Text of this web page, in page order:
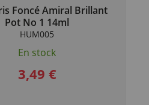
Foncé Amiral Brillant
Pot No 1 14ml
HUM005
En stock
3,49 €